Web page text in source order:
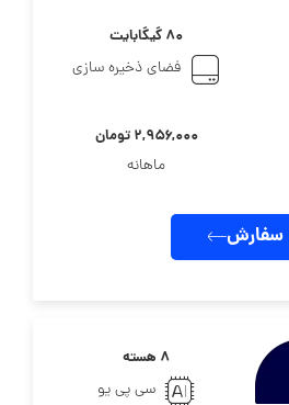
۸۰ گیگابایت
فضای ذخیره سازی
۲,۹۵۶,۰۰۰ تومان
ماهانه
سفارش
۸ هسته
سی پی یو